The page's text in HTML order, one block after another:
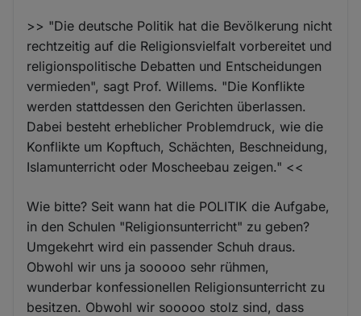
>> "Die deutsche Politik hat die Bevölkerung nicht
rechtzeitig auf die Religionsvielfalt vorbereitet und
religionspolitische Debatten und Entscheidungen
vermieden", sagt Prof. Willems. "Die Konflikte
werden stattdessen den Gerichten überlassen.
Dabei besteht erheblicher Problemdruck, wie die
Konflikte um Kopftuch, Schächten, Beschneidung,
Islamunterricht oder Moscheebau zeigen." <<
Wie bitte? Seit wann hat die POLITIK die Aufgabe,
in den Schulen "Religionsunterricht" zu geben?
Umgekehrt wird ein passender Schuh draus.
Obwohl wir uns ja sooooo sehr rühmen,
wunderbar konfessionellen Religionsunterricht zu
besitzen. Obwohl wir sooooo stolz sind, dass